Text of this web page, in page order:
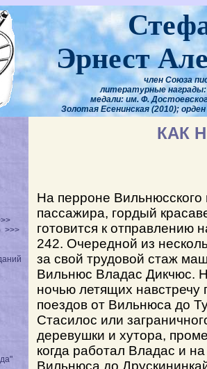
Эрнест
член Союза
литературные награды:
медали: им. Ф.
Золотая Есенинская (2010);
>>>
КАК
На перроне Вильнюсского
пассажира, гордый
готовится к отправлению
242. Очередной из
за свой трудовой стаж
Вильнюс Владас Дикчюс.
ночью летящих навстречу
поездов от Вильнюса до
Стасилос или
деревушки и хутора,
когда работал Владас и
Вильнюса до